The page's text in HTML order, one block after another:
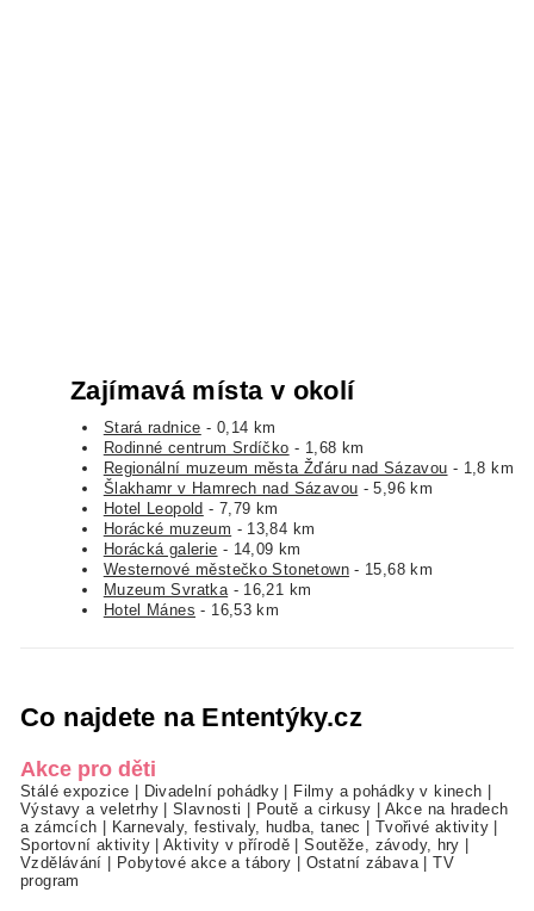
Zajímavá místa v okolí
Stará radnice - 0,14 km
Rodinné centrum Srdíčko - 1,68 km
Regionální muzeum města Žďáru nad Sázavou - 1,8 km
Šlakhamr v Hamrech nad Sázavou - 5,96 km
Hotel Leopold - 7,79 km
Horácké muzeum - 13,84 km
Horácká galerie - 14,09 km
Westernové městečko Stonetown- 15,68 km
Muzeum Svratka - 16,21 km
Hotel Mánes - 16,53 km
Co najdete na Ententýky.cz
Akce pro děti
Stálé expozice Divadelní pohádky Filmy a pohádky v kinech
Výstavy a veletrhy|Slavnosti Poutě a cirkusy
Akce na hradech
a zámcích
Karnevaly, festivaly, hudba, tanec Tvořivé aktivity
Sportovní aktivity|Aktivity v přírodě |Soutěže, závody, hry
Vzdělávání
Pobytové akce a tábory Ostatní zábava |TV
program